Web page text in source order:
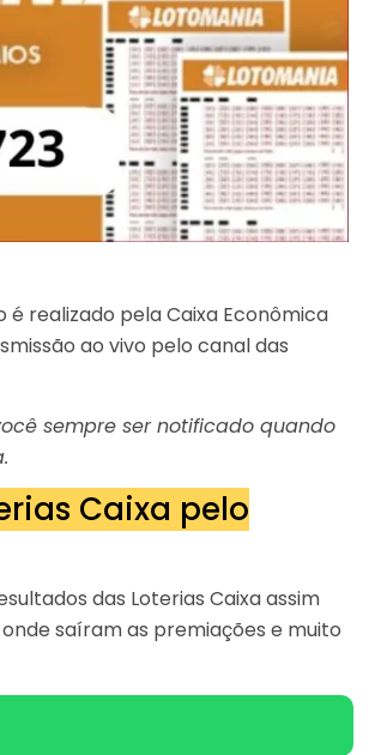
é realizado pela Caixa Econômica
ao vivo pelo canal das
sempre ser notificado quando
Caixa pelo
das Loterias Caixa assim
saíram as premiações e muito